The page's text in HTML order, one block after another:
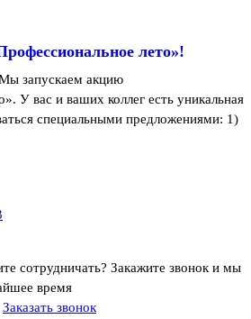
лето»!
запускаем акцию
У вас и ваших коллег есть уникальная
специальными предложениями: 1)
сотрудничать? Закажите звонок и мы
время
Заказать звонок